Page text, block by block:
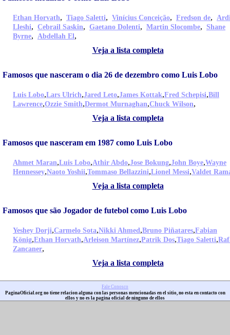
Ethan Horvath, Tiago Saletti, Vinícius Conceição, Fredson de,
Lleshi, Cebrail Saskin, Gaetano Dolenti, Martin Slocombe, Shane
Byrne, Abdellah El,
Veja a lista completa
Famosos que nasceram o dia 26 de dezembro como Luis Lobo
Luis Lobo,Lars Ulrich,Jared Leto,James Kottak,Fred Schepisi,Bill
Lawrence,Ozzie Smith,Dermot Murnaghan,Chuck Wilson,
Veja a lista completa
Famosos que nasceram em 1987 como Luis Lobo
Ahmet Maran,Luis Lobo,Athir Abdo,Jose Bokung,John Boye,Wayne
Hennessey,Naoto Yoshii,Tommaso Bellazzini,Lionel Messi,Valdet
Veja a lista completa
Famosos que são Jogador de futebol como Luis Lobo
Yeshey Dorji,Carmelo Sota,Nikki Ahmed,Bruno Piñatares,Fabian
König,Ethan Horvath,Arleison Martínez,Patrik Dos,Tiago Saletti,
Zancaner,
Veja a lista completa
Fale Conosco
PaginaOficial.org no tiene relacion alguna con las personas mencionadas en el sitio, no esta en contacto con
ellos y no es la pagina oficial de ninguno de ellos